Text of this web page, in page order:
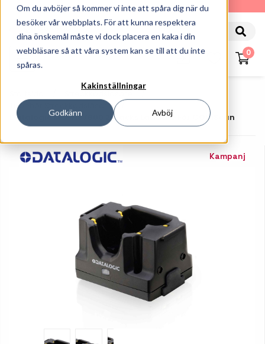
Om du avböjer så kommer vi inte att spåra dig när du
besöker vår webbplats. För att kunna respektera
dina önskemål måste vi dock placera en kaka i din
webbläsare så att våra system kan se till att du inte
spåras.
Kakinställningar
Godkänn Avböj
010-162 61 90
0
Streckkodsläsare
Tillbehör Streckkodsläsare
Datalogic MC-HS7600 2-Facks Laddare För CODiScan
Kampanj